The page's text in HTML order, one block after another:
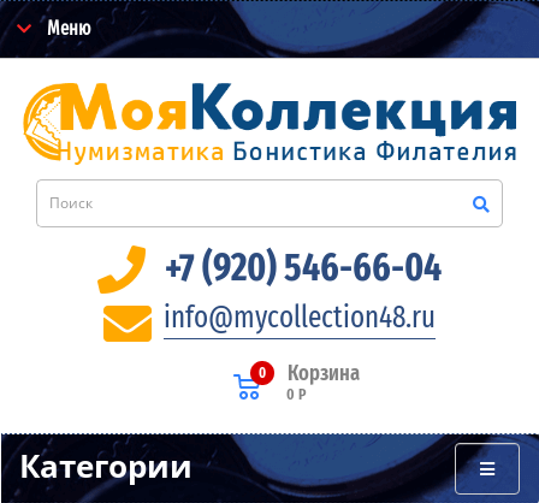
Меню
+7 (920) 546-66-04
info@mycollection48.ru
Корзина
0
0 Р
Категории